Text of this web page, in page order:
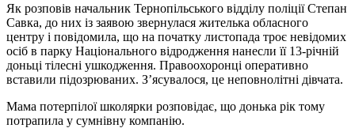
Як розповів начальник Тернопільського відділу поліції Степан
Савка, до них із заявою звернулася жителька обласного
центру і повідомила, що на початку листопада троє невідомих
осіб в парку Національного відродження нанесли її 13-річній
доньці тілесні ушкодження. Правоохоронці оперативно
вставили підозрюваних. З’ясувалося, це неповнолітні дівчата.
Мама потерпілої школярки розповідає, що донька рік тому
потрапила у сумнівну компанію.